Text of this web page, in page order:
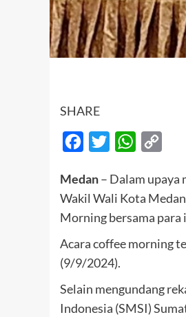
SHARE
Facebook
Twitter WhatsApp
Medan– Dalam upaya
Wakil Wali Kota
Morning bersama para
Acara coffee morning
(9/9/2024).
Selain mengundang
Indonesia (SMSI)